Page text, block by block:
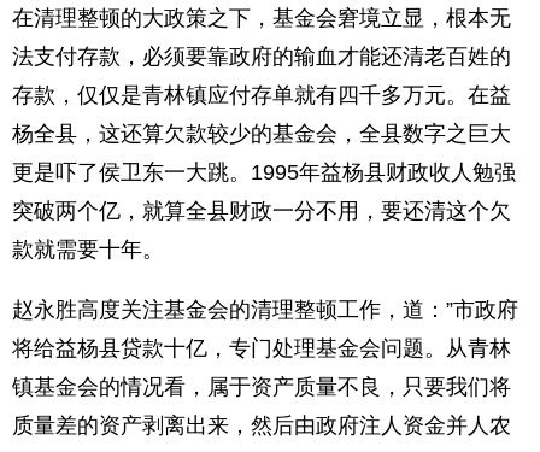
在清理整顿的大政策之下，基金会窘境立显，根本无
法支付存款，必须要靠政府的输血才能还清老百姓的
存款，仅仅是青林镇应付存单就有四千多万元。在益
杨全县，这还算欠款较少的基金会，全县数字之巨大
更是吓了侯卫东一大跳。1995年益杨县财政收人勉强
突破两个亿，就算全县财政一分不用，要还清这个欠
款就需要十年。
赵永胜高度关注基金会的清理整顿工作，道：”市政府
将给益杨县贷款十亿，专门处理基金会问题。从青林
镇基金会的情况看，属于资产质量不良，只要我们将
质量差的资产剥离出来，然后由政府注人资金并人农